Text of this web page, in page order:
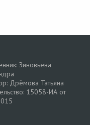
Зиновьева
Дрёмова Татьяна
15058-ИА от